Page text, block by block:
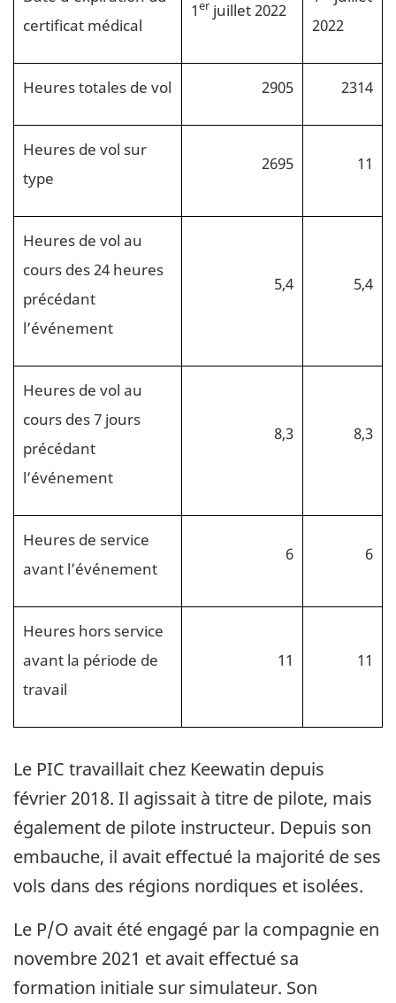
certificat médical
1er juillet 2022
2022
Heures totales de vol 2905 2314
Heures de vol sur
type
2695 11
Heures de vol au
cours des 24 heures
précédant
l’événement
5,4 5,4
Heures de vol au
cours des 7 jours
précédant
l’événement
8,3 8,3
Heures de service
avant l’événement
6 6
Heures hors service
avant la période de
travail
11 11
Le PIC travaillait chez Keewatin depuis
février 2018. Il agissait à titre de pilote, mais
également de pilote instructeur. Depuis son
embauche, il avait effectué la majorité de ses
vols dans des régions nordiques et isolées.
Le P/O avait été engagé par la compagnie en
novembre 2021 et avait effectué sa
formation initiale sur simulateur. Son